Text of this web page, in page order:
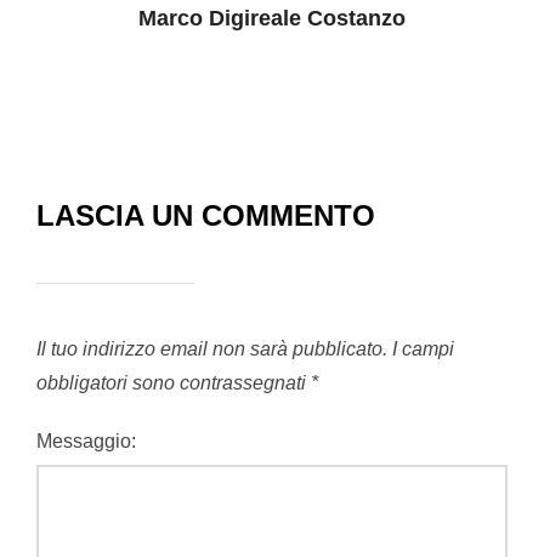
Marco Digireale Costanzo
LASCIA UN COMMENTO
Il tuo indirizzo email non sarà pubblicato. I campi
obbligatori sono contrassegnati *
Messaggio: